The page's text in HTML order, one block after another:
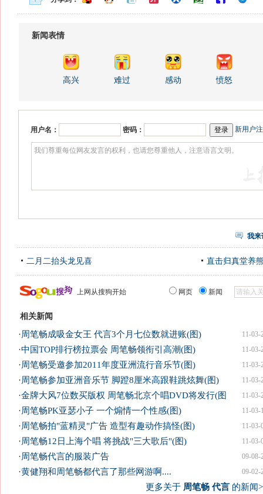
新闻表情
高兴 难过 感动 愤怒
用户名： 密码： 新用户
我来
二月二抬头龙见喜 直击归真堂养
上网从搜狗开始 网页 新闻
相关新闻
11-03-
·周笔畅成吸金女王 代言3个月七位数就进账(图)
11-03-
·中国TOP排行榜拉票会 周笔畅领衔引高潮(图)
11-03-
·周笔畅受邀参加2011年度亚洲流行音乐节(图)
11-03-
·周笔畅参加亚洲音乐节 脚蹬8厘米高跟鞋跳炫舞(图)
11-03-
·金牌大风7位数买版权 周笔畅北京个唱DVD将发行(图
11-03-
·周笔畅PK亚瑟小子 一个煽情一个性感(图)
11-03-
·周笔畅拍"蓝精灵"广告 造型有趣动作搞怪(图)
11-03-
·周笔畅12日上海个唱 将挑战"三大歌后"(图)
09-08-
·周笔畅代言的服装广告
09-02-
·黄健翔和周笔畅都代言了那些网游啊....
更多关于 周笔畅 代言的新闻